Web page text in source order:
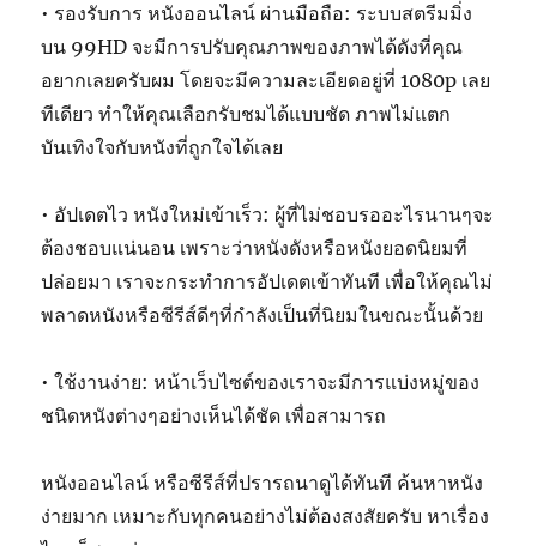
• รองรับการ หนังออนไลน์ ผ่านมือถือ: ระบบสตรีมมิ่ง
บน 99HD จะมีการปรับคุณภาพของภาพได้ดังที่คุณ
อยากเลยครับผม โดยจะมีความละเอียดอยู่ที่ 1080p เลย
ทีเดียว ทำให้คุณเลือกรับชมได้แบบชัด ภาพไม่แตก
บันเทิงใจกับหนังที่ถูกใจได้เลย
• อัปเดตไว หนังใหม่เข้าเร็ว: ผู้ที่ไม่ชอบรออะไรนานๆจะ
ต้องชอบแน่นอน เพราะว่าหนังดังหรือหนังยอดนิยมที่
ปล่อยมา เราจะกระทำการอัปเดตเข้าทันที เพื่อให้คุณไม่
พลาดหนังหรือซีรีส์ดีๆที่กำลังเป็นที่นิยมในขณะนั้นด้วย
• ใช้งานง่าย: หน้าเว็บไซต์ของเราจะมีการแบ่งหมู่ของ
ชนิดหนังต่างๆอย่างเห็นได้ชัด เพื่อสามารถ
หนังออนไลน์ หรือซีรีส์ที่ปรารถนาดูได้ทันที ค้นหาหนัง
ง่ายมาก เหมาะกับทุกคนอย่างไม่ต้องสงสัยครับ หาเรื่อง